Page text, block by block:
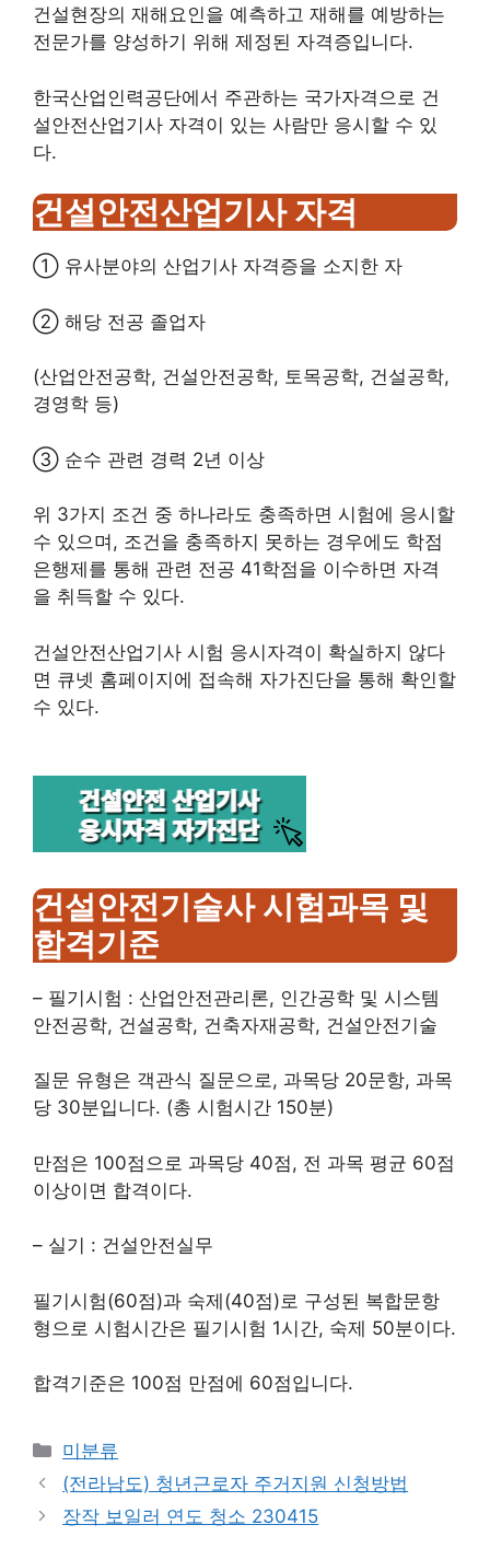
건설현장의 재해요인을 예측하고 재해를 예방하는
전문가를 양성하기 위해 제정된 자격증입니다.
한국산업인력공단에서 주관하는 국가자격으로 건
설안전산업기사 자격이 있는 사람만 응시할 수 있
다.
건설안전산업기사 자격
① 유사분야의 산업기사 자격증을 소지한 자
② 해당 전공 졸업자
(산업안전공학, 건설안전공학, 토목공학, 건설공학,
경영학 등)
③ 순수 관련 경력 2년 이상
위 3가지 조건 중 하나라도 충족하면 시험에 응시할
수 있으며, 조건을 충족하지 못하는 경우에도 학점
은행제를 통해 관련 전공 41학점을 이수하면 자격
을 취득할 수 있다.
건설안전산업기사 시험 응시자격이 확실하지 않다
면 큐넷 홈페이지에 접속해 자가진단을 통해 확인할
수 있다.
건설안전기술사 시험과목 및
합격기준
– 필기시험 : 산업안전관리론, 인간공학 및 시스템
안전공학, 건설공학, 건축자재공학, 건설안전기술
질문 유형은 객관식 질문으로, 과목당 20문항, 과목
당 30분입니다. (총 시험시간 150분)
만점은 100점으로 과목당 40점, 전 과목 평균 60점
이상이면 합격이다.
– 실기 : 건설안전실무
필기시험(60점)과 숙제(40점)로 구성된 복합문항
형으로 시험시간은 필기시험 1시간, 숙제 50분이다.
합격기준은 100점 만점에 60점입니다.
Categories
미분류
(전라남도) 청년근로자 주거지원 신청방법
장작 보일러 연도 청소 230415